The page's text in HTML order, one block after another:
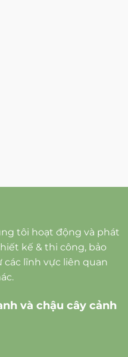
tôi hoạt động và phát
kế & thi công, bảo
lĩnh vực liên quan
và chậu cây cảnh